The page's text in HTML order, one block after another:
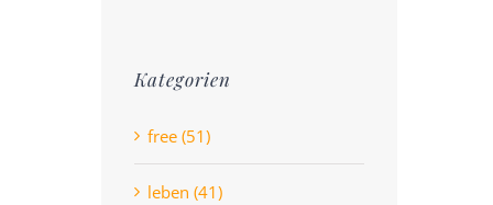
Kategorien
free (51)
leben (41)